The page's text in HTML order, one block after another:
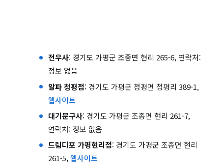
전우사: 경기도 가평군 조종면 현리 265-6, 연락처:
정보 없음
알파 청평점: 경기도 가평군 청평면 청평리 389-1,
웹사이트
대기문구사: 경기도 가평군 조종면 현리 261-7,
연락처: 정보 없음
드림디포 가평현리점: 경기도 가평군 조종면 현리
261-5,웹사이트